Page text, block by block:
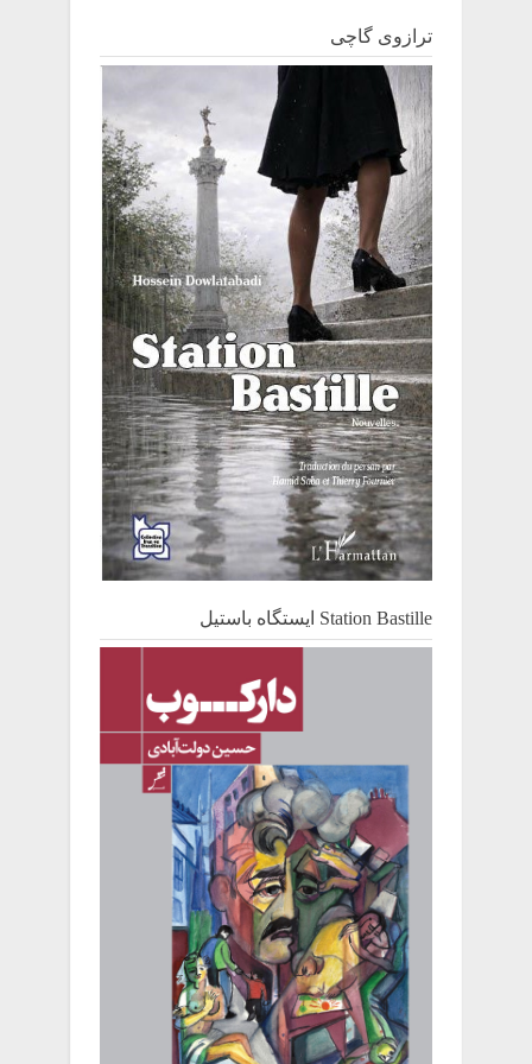
ترازوی گاچی
Station Bastille ایستگاه باستیل